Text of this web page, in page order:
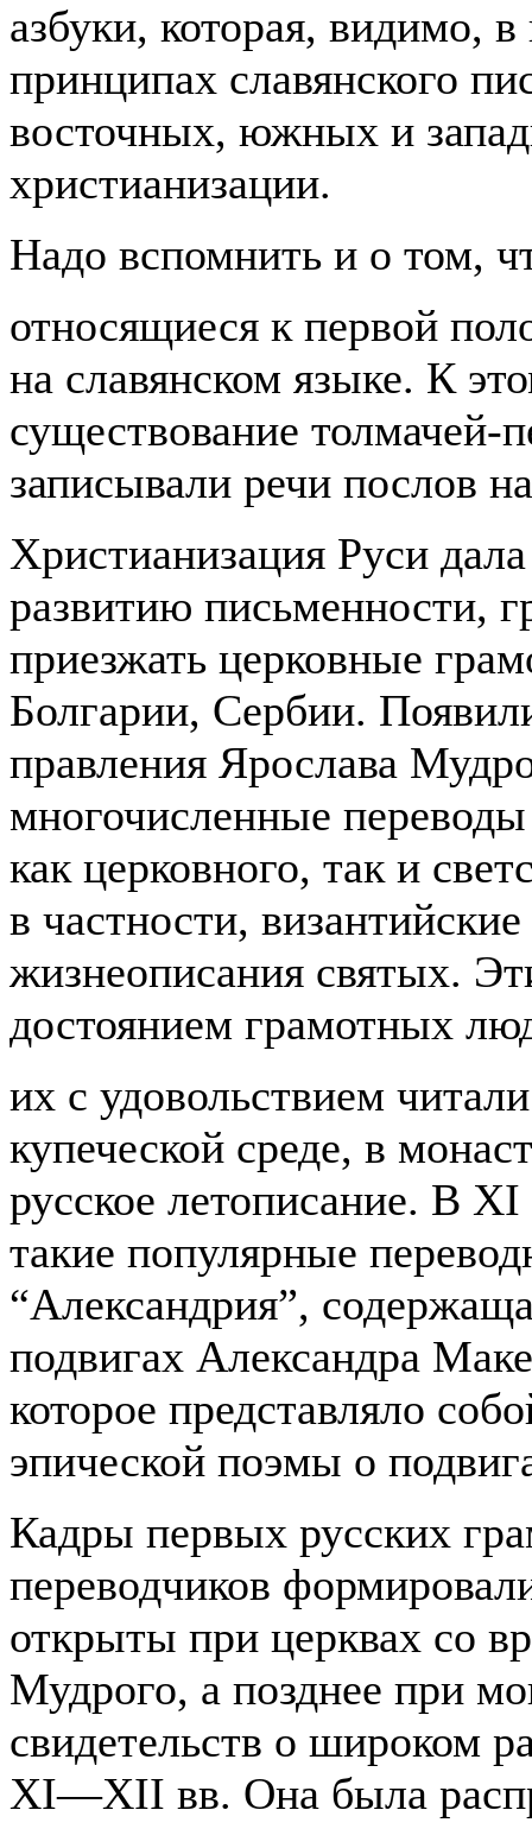
азбуки, которая, видимо,
принципах славянского
восточных, южных и
христианизации.
Надо вспомнить и о том,
относящиеся к первой
на славянском языке. К
существование толмачей-
записывали речи послов
Христианизация Руси
развитию письменности,
приезжать церковные
Болгарии, Сербии.
правления Ярослава
многочисленные
как церковного, так и
в частности,
жизнеописания святых.
достоянием грамотных
их с удовольствием
купеческой среде, в
русское летописание. В XI
такие популярные
“Александрия”,
подвигах Александра
которое представляло
эпической поэмы о
Кадры первых русских
переводчиков
открыты при церквах со
Мудрого, а позднее при
свидетельств о широком
XI—XII вв. Она была